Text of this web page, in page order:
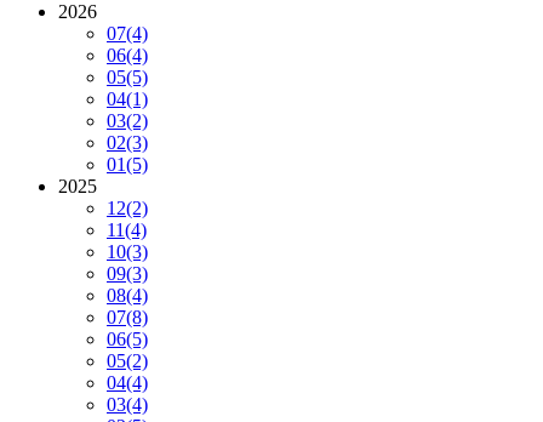
2026
07(4)
06(4)
05(5)
04(1)
03(2)
02(3)
01(5)
2025
12(2)
11(4)
10(3)
09(3)
08(4)
07(8)
06(5)
05(2)
04(4)
03(4)